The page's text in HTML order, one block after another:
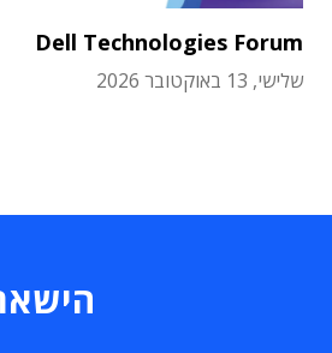
Dell Technologies Forum
שלישי, 13 באוקטובר 2026